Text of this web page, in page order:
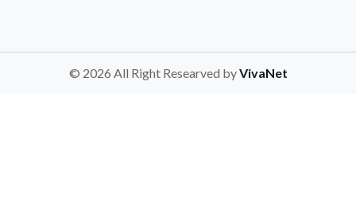
© 2026 All Right Researved byVivaNet